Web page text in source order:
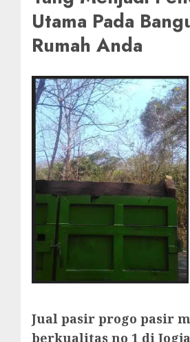
Utama Pada
Rumah Anda
Jual pasir progo pasir
berkualitas no 1 di